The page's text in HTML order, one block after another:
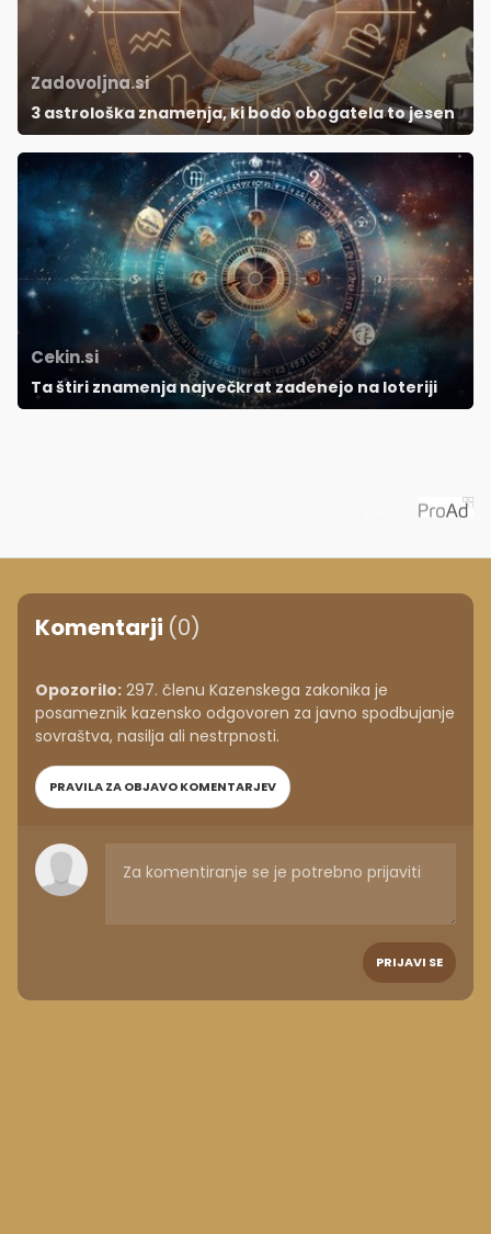
Zadovoljna.si
3 astrološka znamenja, ki bodo obogatela to jesen
Cekin.si
Ta štiri znamenja največkrat zadenejo na loteriji
Komentarji (0)
Opozorilo: 297. členu Kazenskega zakonika je
posameznik kazensko odgovoren za javno spodbujanje
sovraštva, nasilja ali nestrpnosti.
PRAVILA ZA OBJAVO KOMENTARJEV
PRIJAVI SE